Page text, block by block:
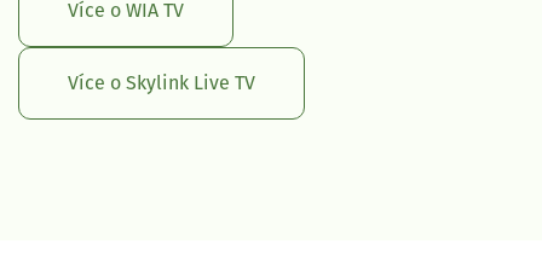
Více o WIA TV
Více o Skylink Live TV